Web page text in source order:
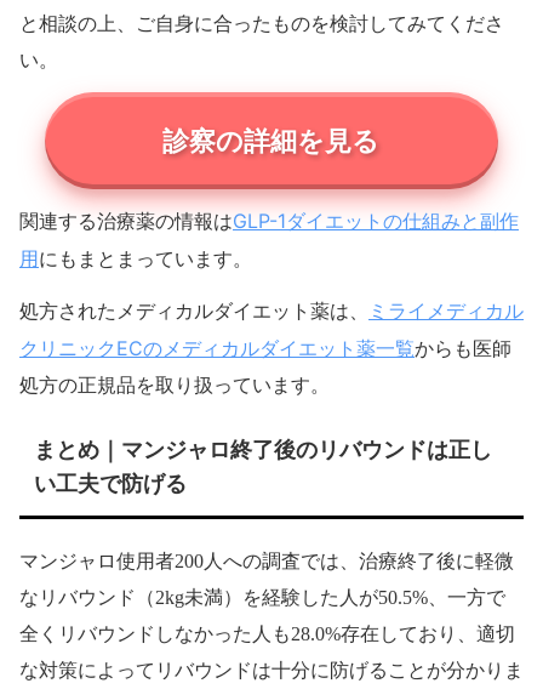
と相談の上、ご自身に合ったものを検討してみてくださ
い。
診察の詳細を見る
関連する治療薬の情報はGLP-1ダイエットの仕組みと副作
用にもまとまっています。
処方されたメディカルダイエット薬は、
ミライメディカル
クリニックECのメディカルダイエット薬一覧からも医師
処方の正規品を取り扱っています。
まとめ｜マンジャロ終了後のリバウンドは正し
い工夫で防げる
マンジャロ使用者200人への調査では、治療終了後に軽微
なリバウンド（2kg未満）を経験した人が50.5%、一方で
全くリバウンドしなかった人も28.0%存在しており、適切
な対策によってリバウンドは十分に防げることが分かりま